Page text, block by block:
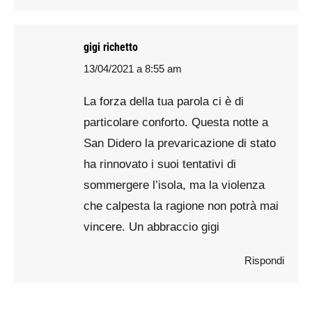
gigi richetto
says:
13/04/2021 a 8:55 am
La forza della tua parola ci è di
particolare conforto. Questa notte a
San Didero la prevaricazione di stato
ha rinnovato i suoi tentativi di
sommergere l’isola, ma la violenza
che calpesta la ragione non potrà mai
vincere. Un abbraccio gigi
Rispondi